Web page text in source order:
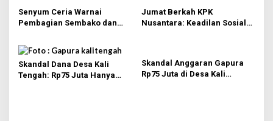
Senyum Ceria Warnai
Pembagian Sembako dan
Gresik
Jumat Berkah KPK
Nusantara: Keadilan Sosial
Skandal Dana Desa Kali
Tengah: Rp75 Juta Hanya
Skandal Anggaran Gapura
Rp75 Juta di Desa Kali